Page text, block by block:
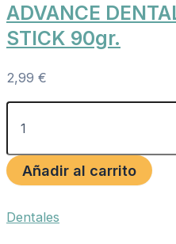
ADVANCE
STICK 90gr.
2,99 €
Añadir al carrito
Dentales